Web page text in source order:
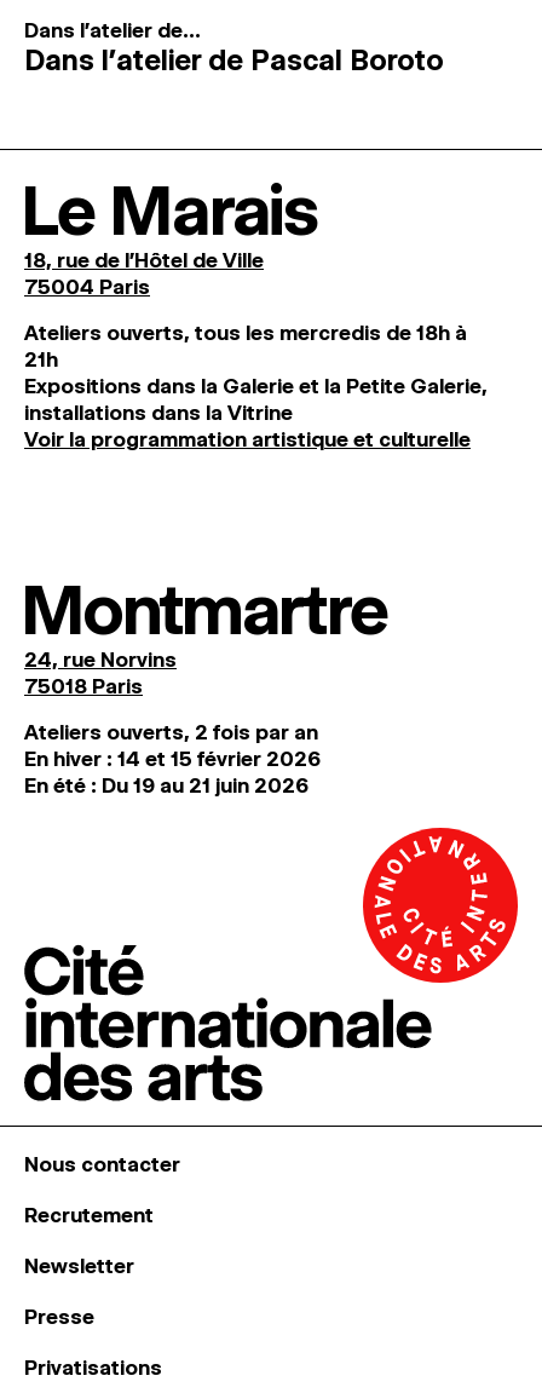
Dans l'atelier de...
Dans l’atelier de Pascal Boroto
Le Marais
18, rue de l'Hôtel de Ville
75004 Paris
Ateliers ouverts, tous les mercredis de 18h à
21h
Expositions dans la Galerie et la Petite Galerie,
installations dans la Vitrine
Voir la programmation artistique et culturelle
Montmartre
24, rue Norvins
75018 Paris
Ateliers ouverts, 2 fois par an
En hiver : 14 et 15 février 2026
En été : Du 19 au 21 juin 2026
Nous contacter
Recrutement
Newsletter
Presse
Privatisations